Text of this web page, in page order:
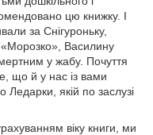
цю книжку. І
за Снігуроньку,
«Морозко», Василину
у жабу. Почуття
що й у нас із вами
Ледарки, якій по заслузі
віку книги, ми